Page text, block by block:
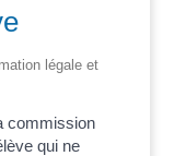
légale et
commission
qui ne